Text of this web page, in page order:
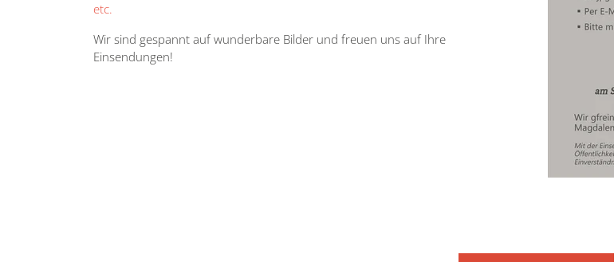
etc.
Wir sind gespannt auf wunderbare Bilder und freuen uns auf Ihre
Einsendungen!